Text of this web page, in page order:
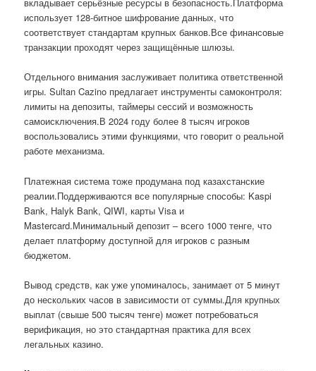
использует 128-битное шифрование данных, что
соответствует стандартам крупных банков.Все финансовые
транзакции проходят через защищённые шлюзы.
Отдельного внимания заслуживает политика ответственной
игры. Sultan Cazino предлагает инструменты самоконтроля:
лимиты на депозиты, таймеры сессий и возможность
самоисключения.В 2024 году более 8 тысяч игроков
воспользовались этими функциями, что говорит о реальной
работе механизма.
Платежная система тоже продумана под казахстанские
реалии.Поддерживаются все популярные способы: Kaspi
Bank, Halyk Bank, QIWI, карты Visa и
Mastercard.Минимальный депозит – всего 1000 тенге, что
делает платформу доступной для игроков с разным
бюджетом.
Вывод средств, как уже упоминалось, занимает от 5 минут
до нескольких часов в зависимости от суммы.Для крупных
выплат (свыше 500 тысяч тенге) может потребоваться
верификация, но это стандартная практика для всех
легальных казино.